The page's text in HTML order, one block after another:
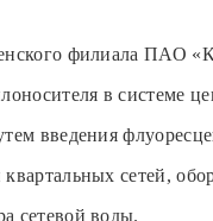
филиала ПАО
в системе
введения
сетей,
сетевой воды.